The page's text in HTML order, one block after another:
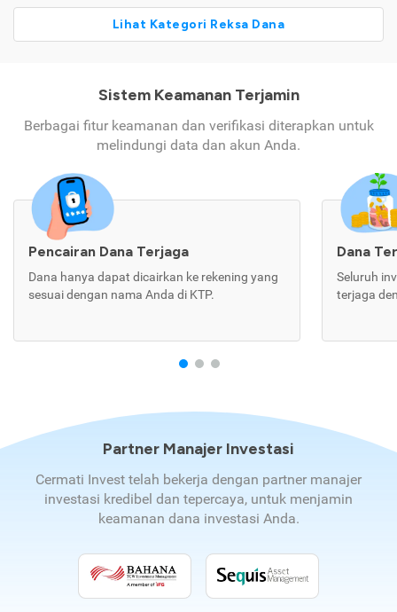
Lihat Kategori Reksa Dana
Sistem Keamanan Terjamin
Berbagai fitur keamanan dan verifikasi diterapkan untuk
melindungi data dan akun Anda.
Pencairan Dana Terjaga
Dana hanya dapat dicairkan ke rekening yang
sesuai dengan nama Anda di KTP.
Dana
Seluruh
terjaga
Partner Manajer Investasi
Cermati Invest telah bekerja dengan partner manajer
investasi kredibel dan tepercaya, untuk menjamin
keamanan dana investasi Anda.